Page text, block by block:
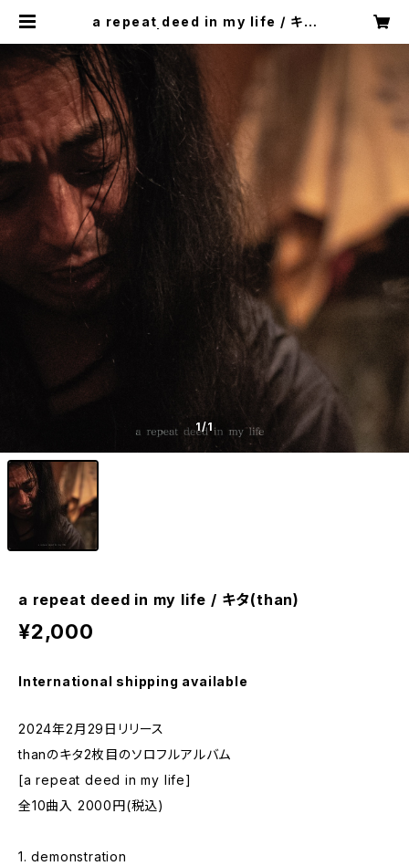
a repeat deed in my life / キタ
1/1
a repeat deed in my life / キタ(than)
¥2,000
International shipping available
2024年2月29日リリース
thanのキタ2枚目のソロフルアルバム
[a repeat deed in my life]
全10曲入 2000円(税込)
1. demonstration